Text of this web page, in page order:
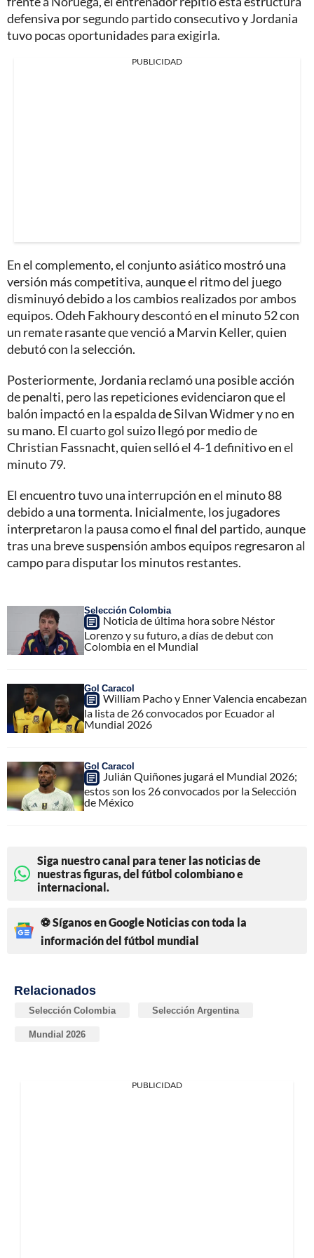
defensiva por segundo partido consecutivo y Jordania
tuvo pocas oportunidades para exigirla.
PUBLICIDAD
En el complemento, el conjunto asiático mostró una
versión más competitiva, aunque el ritmo del juego
disminuyó debido a los cambios realizados por ambos
equipos. Odeh Fakhoury descontó en el minuto 52 con
un remate rasante que venció a Marvin Keller, quien
debutó con la selección.
Posteriormente, Jordania reclamó una posible acción
de penalti, pero las repeticiones evidenciaron que el
balón impactó en la espalda de Silvan Widmer y no en
su mano. El cuarto gol suizo llegó por medio de
Christian Fassnacht, quien selló el 4-1 definitivo en el
minuto 79.
El encuentro tuvo una interrupción en el minuto 88
debido a una tormenta. Inicialmente, los jugadores
interpretaron la pausa como el final del partido, aunque
tras una breve suspensión ambos equipos regresaron al
campo para disputar los minutos restantes.
Selección Colombia
Noticia de última hora sobre Néstor
Lorenzo y su futuro, a días de debut con
Colombia en el Mundial
Gol Caracol
William Pacho y Enner Valencia encabezan
la lista de 26 convocados por Ecuador al
Mundial 2026
Gol Caracol
Julián Quiñones jugará el Mundial 2026;
estos son los 26 convocados por la Selección
de México
Siga nuestro canal para tener las noticias de
nuestras figuras, del fútbol colombiano e
internacional.
⚽ Síganos en Google Noticias con toda la
información del fútbol mundial
Relacionados
Selección Colombia Selección Argentina
Mundial 2026
PUBLICIDAD